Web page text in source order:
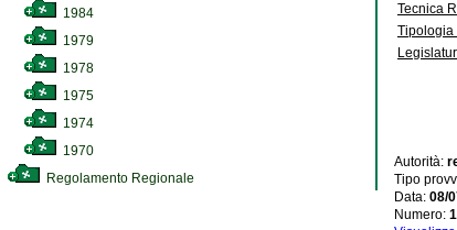
1984
1979
1978
1975
1974
1970
Regolamento Regionale
Tecnica
Tipologia
Autorità:
Tipo
Data: 08/
Numero: